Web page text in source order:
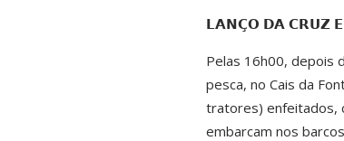
𝗟𝗔𝗡𝗖̧𝗢 𝗗𝗔 𝗖𝗥𝗨𝗭
Pelas 16h00, depois
pesca, no Cais da
tratores) enfeitados,
embarcam nos